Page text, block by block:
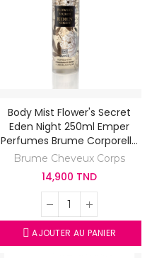
Body Mist Flower's Secret
Eden Night 250ml Emper
Perfumes Brume Corporelle
Parfumé
Brume Cheveux Corps
14,900 TND
AJOUTER AU PANIER